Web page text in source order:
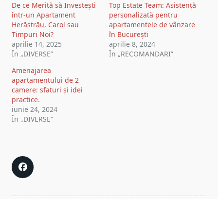
De ce Merită să Investești
într-un Apartament
Herăstrău, Carol sau
Timpuri Noi?
aprilie 14, 2025
În „DIVERSE”
Top Estate Team: Asistență
personalizată pentru
apartamentele de vânzare
în București
aprilie 8, 2024
În „RECOMANDARI”
Amenajarea
apartamentului de 2
camere: sfaturi și idei
practice.
iunie 24, 2024
În „DIVERSE”